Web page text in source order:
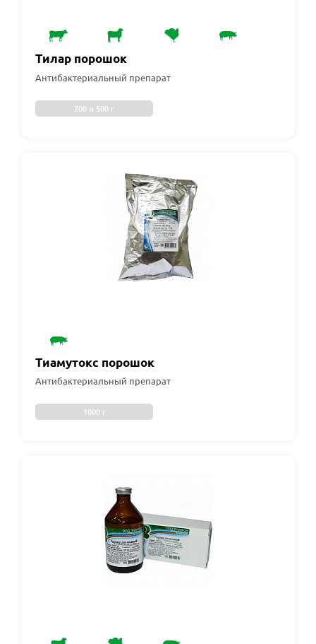
Тилар порошок
Антибактериальный препарат
200 и 500 г
Тиамутокс порошок
Антибактериальный препарат
1000 г